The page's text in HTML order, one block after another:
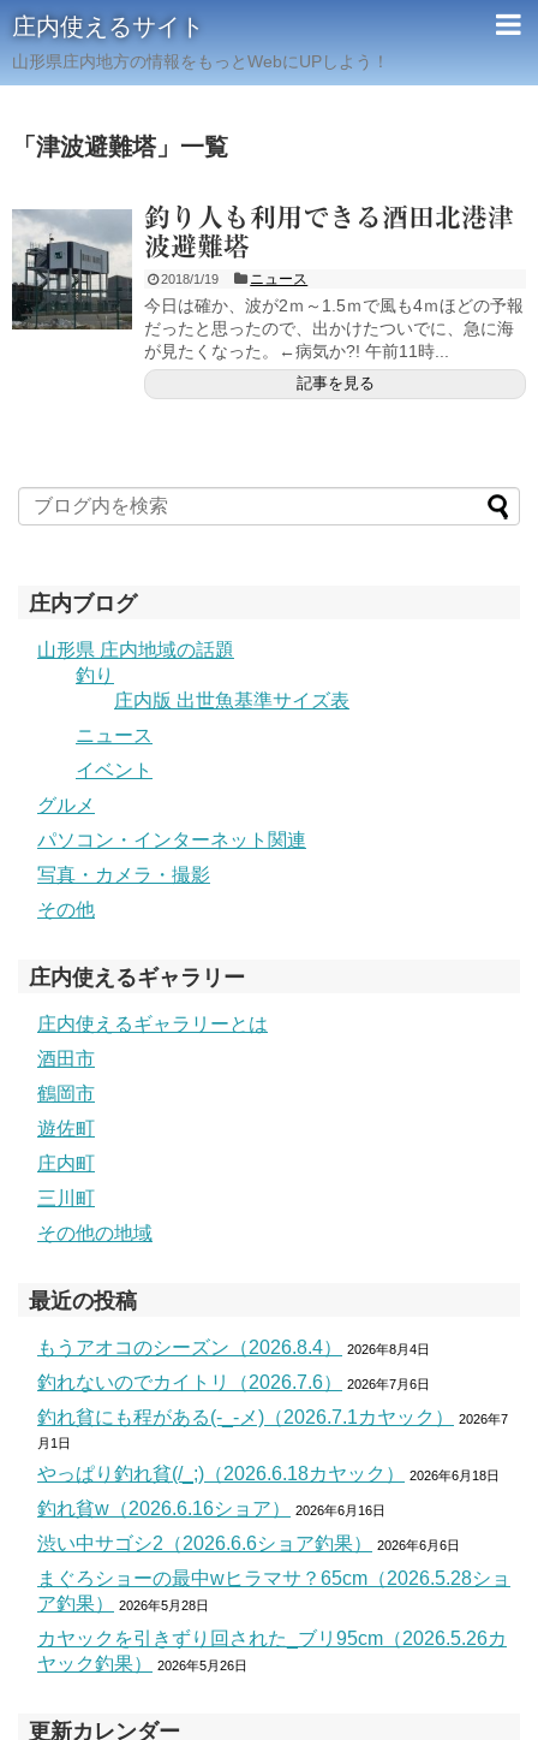
庄内使えるサイト
山形県庄内地方の情報をもっとWebにUPしよう！
「 津波避難塔 」 一覧
釣り人も利用できる酒田北港津
波避難塔
2018/1/19 ニュース
今日は確か、波が2ｍ～1.5ｍで風も4ｍほどの予報
だったと思ったので、出かけたついでに、急に海
が見たくなった。←病気か?! 午前11時...
記事を見る
庄内ブログ
山形県 庄内地域の話題
釣り
庄内版 出世魚基準サイズ表
ニュース
イベント
グルメ
パソコン・インターネット関連
写真・カメラ・撮影
その他
庄内使えるギャラリー
庄内使えるギャラリーとは
酒田市
鶴岡市
遊佐町
庄内町
三川町
その他の地域
最近の投稿
もうアオコのシーズン（2026.8.4） 2026年8月4日
釣れないのでカイトリ（2026.7.6） 2026年7月6日
釣れ貧にも程がある(-_-メ)（2026.7.1カヤック）
2026年7
月1日
やっぱり釣れ貧(/_;)（2026.6.18カヤック） 2026年6月18日
釣れ貧w（2026.6.16ショア） 2026年6月16日
渋い中サゴシ2（2026.6.6ショア釣果） 2026年6月6日
まぐろショーの最中wヒラマサ？65cm（2026.5.28ショ
ア釣果）
2026年5月28日
カヤックを引きずり回された_ブリ95cm（2026.5.26カ
ヤック釣果）
2026年5月26日
更新カレンダー